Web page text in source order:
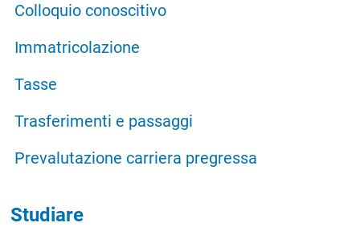
Colloquio conoscitivo
Immatricolazione
Tasse
Trasferimenti e passaggi
Prevalutazione carriera pregressa
Studiare